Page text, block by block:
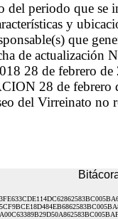
del periodo que se
y
que
de actualización
28 de febrero
28 de febrero
del Virreinato no